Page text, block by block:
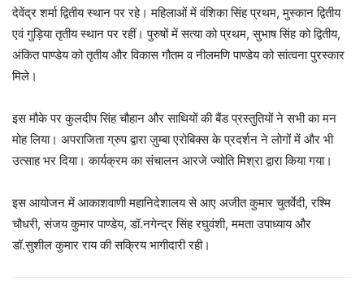
देवेंद्र शर्मा द्वितीय स्थान पर रहे। महिलाओं में वंशिका सिंह प्रथम, मुस्कान द्वितीय
एवं गुड़िया तृतीय स्थान पर रहीं। पुरुषों में सत्या को प्रथम, सुभाष सिंह को द्वितीय,
अंकित पाण्डेय को तृतीय और विकास गौतम व नीलमणि पाण्डेय को सांत्वना पुरस्कार
मिले।
इस मौके पर कुलदीप सिंह चौहान और साथियों की बैंड प्रस्तुतियों ने सभी का मन
मोह लिया। अपराजिता ग्रुप द्वारा ज़ुम्बा एरोबिक्स के प्रदर्शन ने लोगों में और भी
उत्साह भर दिया। कार्यक्रम का संचालन आरजे ज्योति मिश्रा द्वारा किया गया।
इस आयोजन में आकाशवाणी महानिदेशालय से आए अजीत कुमार चुतर्वेदी, रश्मि
चौधरी, संजय कुमार पाण्डेय, डॉ.नगेन्द्र सिंह रघुवंशी, ममता उपाध्याय और
डॉ.सुशील कुमार राय की सक्रिय भागीदारी रही।